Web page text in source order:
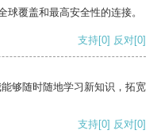
覆盖和最高安全性的连接。
支持[0] 反对[0]
够随时随地学习新知识，拓宽
支持[0] 反对[0]